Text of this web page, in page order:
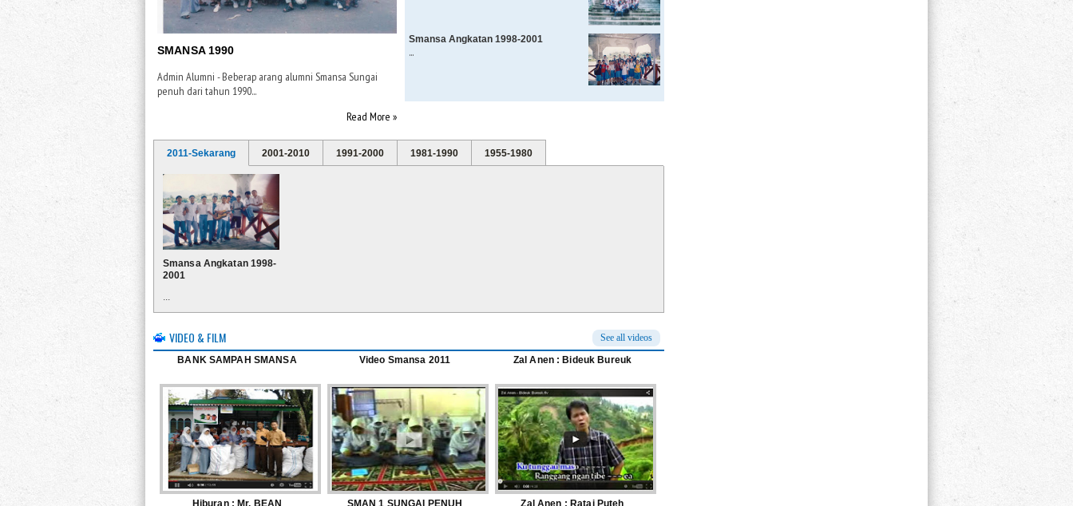
SMANSA 1990
Admin Alumni - Beberap arang alumni Smansa Sungai
penuh dari tahun 1990...
Read More »
Smansa Angkatan 1998-2001
...
2011-Sekarang 2001-2010 1991-2000 1981-1990 1955-1980
Smansa Angkatan 1998-
2001
...
See all videos
VIDEO & FILM
BANK SAMPAH SMANSA Video Smansa 2011 Zal Anen : Bideuk Bureuk
Hiburan : Mr. BEAN SMAN 1 SUNGAI PENUH Zal Anen : Ratai Puteh